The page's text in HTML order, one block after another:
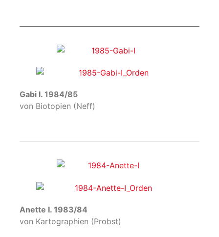
Gabi I. 1984/85
von Biotopien (Neff)
Anette I. 1983/84
von Kartographien (Probst)